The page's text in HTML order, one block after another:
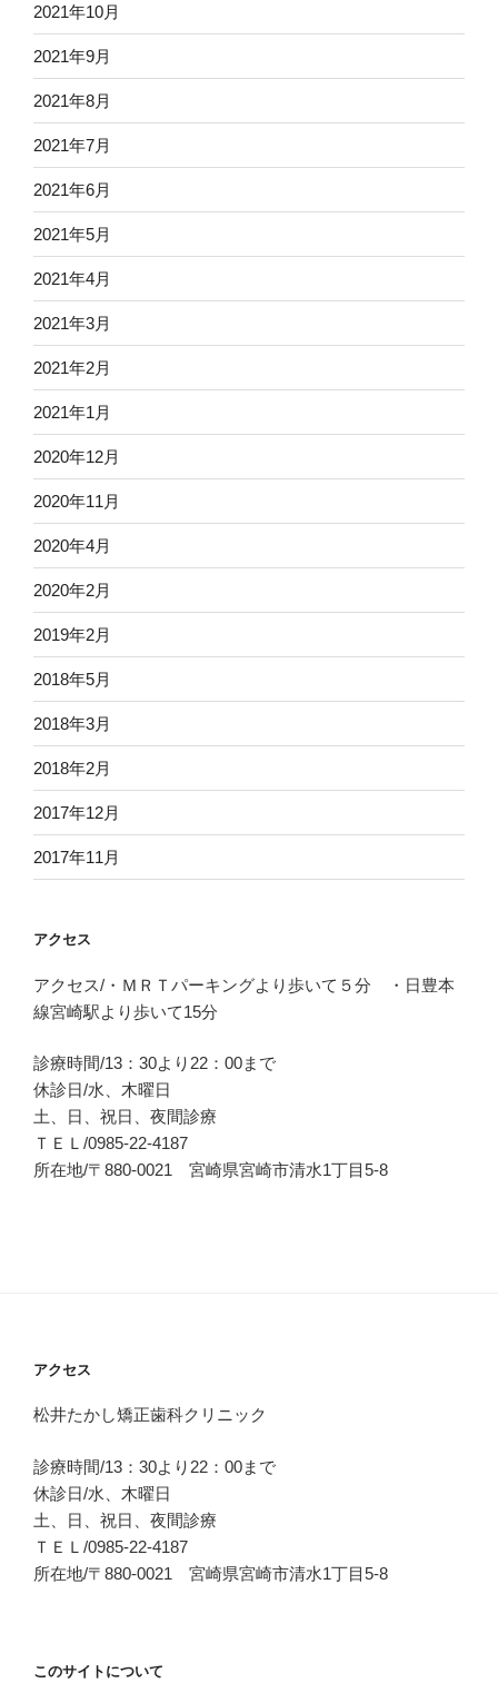
2021年10月
2021年9月
2021年8月
2021年7月
2021年6月
2021年5月
2021年4月
2021年3月
2021年2月
2021年1月
2020年12月
2020年11月
2020年4月
2020年2月
2019年2月
2018年5月
2018年3月
2018年2月
2017年12月
2017年11月
アクセス
アクセス/・ＭＲＴパーキングより歩いて５分 ・日豊本
線宮崎駅より歩いて15分
診療時間/13：30より22：00まで
休診日/水、木曜日
土、日、祝日、夜間診療
ＴＥＬ/0985-22-4187
所在地/〒880-0021 宮崎県宮崎市清水1丁目5-8
アクセス
松井たかし矯正歯科クリニック
診療時間/13：30より22：00まで
休診日/水、木曜日
土、日、祝日、夜間診療
ＴＥＬ/0985-22-4187
所在地/〒880-0021 宮崎県宮崎市清水1丁目5-8
このサイトについて